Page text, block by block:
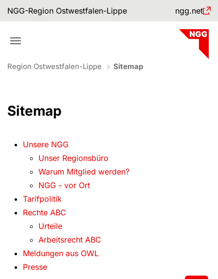
Skip to main navigation
Skip to main content
Skip to page footer
NGG-Region Ostwestfalen-Lippe ngg.net
You are here:
Region Ostwestfalen-Lippe Sitemap
Sitemap
Unsere NGG
Unser Regionsbüro
Warum Mitglied werden?
NGG - vor Ort
Tarifpolitik
Rechte ABC
Urteile
Arbeitsrecht ABC
Meldungen aus OWL
Presse